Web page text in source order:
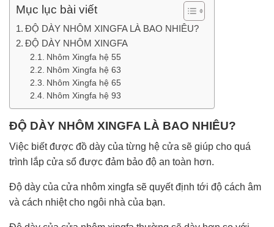
Mục lục bài viết
ĐỘ DÀY NHÔM XINGFA LÀ BAO NHIÊU?
ĐỘ DÀY NHÔM XINGFA
Nhôm Xingfa hệ 55
Nhôm Xingfa hệ 63
Nhôm Xingfa hệ 65
Nhôm Xingfa hệ 93
ĐỘ DÀY NHÔM XINGFA LÀ BAO NHIÊU?
Việc biết được đồ dày của từng hệ cửa sẽ giúp cho quá
trình lắp cửa sổ được đảm bảo độ an toàn hơn.
Độ dày của cửa nhôm xingfa sẽ quyết định tới độ cách âm
và cách nhiệt cho ngôi nhà của bạn.